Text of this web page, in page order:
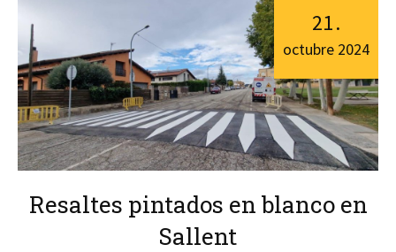
Resaltes pintados en blanco en
Sallent
21.
octubre 2024